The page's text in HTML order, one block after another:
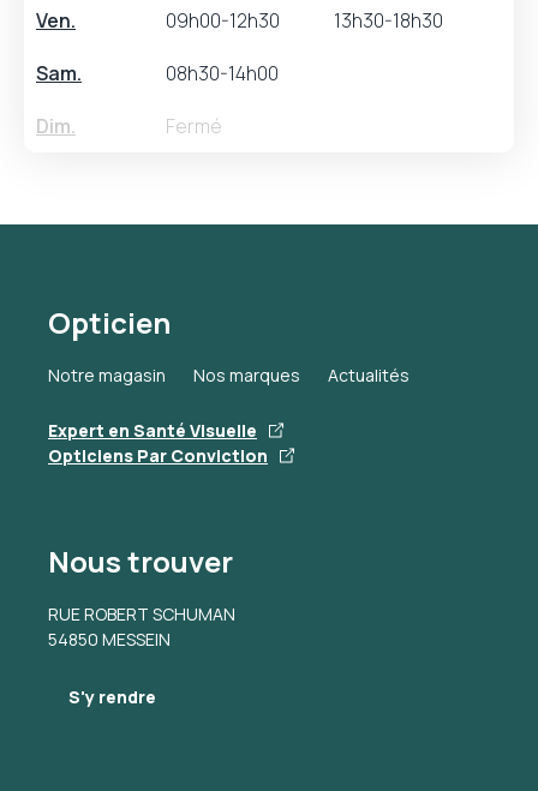
Ven.
09h00-12h30
13h30-18h30
Sam.
08h30-14h00
Dim.
Fermé
Opticien
Notre magasin Nos marques Actualités
Expert en Santé Visuelle
Opticiens Par Conviction
Nous trouver
RUE ROBERT SCHUMAN
54850 MESSEIN
S'y rendre